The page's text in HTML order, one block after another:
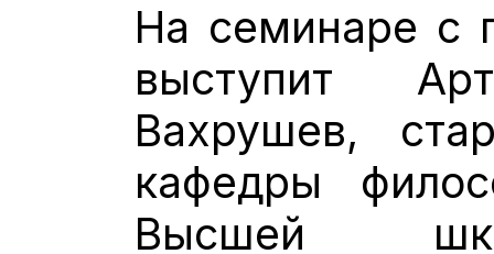
На семинаре с
выступит
Вахрушев,
кафедры
Высшей